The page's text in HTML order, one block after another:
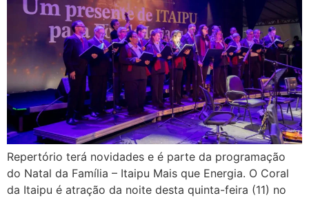
Repertório terá novidades e é parte da programação
do Natal da Família – Itaipu Mais que Energia. O Coral
da Itaipu é atração da noite desta quinta-feira (11) no